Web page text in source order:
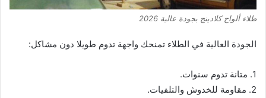
طلاء ألواح كلادينج بجودة عالية 2026
الجودة العالية في الطلاء تمنحك واجهة تدوم طويلا دون مشاكل:
1. متانة تدوم سنوات.
2. مقاومة للخدوش والتلفيات.